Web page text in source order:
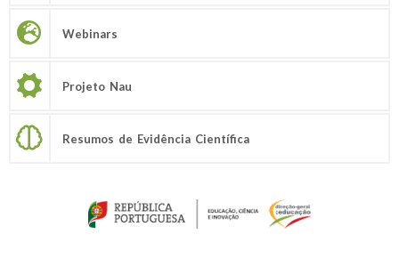
Webinars
Projeto Nau
Resumos de Evidência Científica